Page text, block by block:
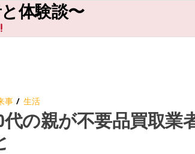
体験談〜
事 生活
代の親が不要品買取